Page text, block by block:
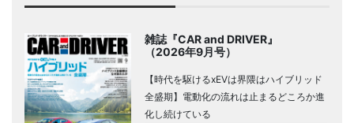
雑誌『CAR and DRIVER』
（2026年9月号）
【時代を駆けるxEVは界隈はハイブリッド
全盛期】電動化の流れは止まるどころか進
化し続けている